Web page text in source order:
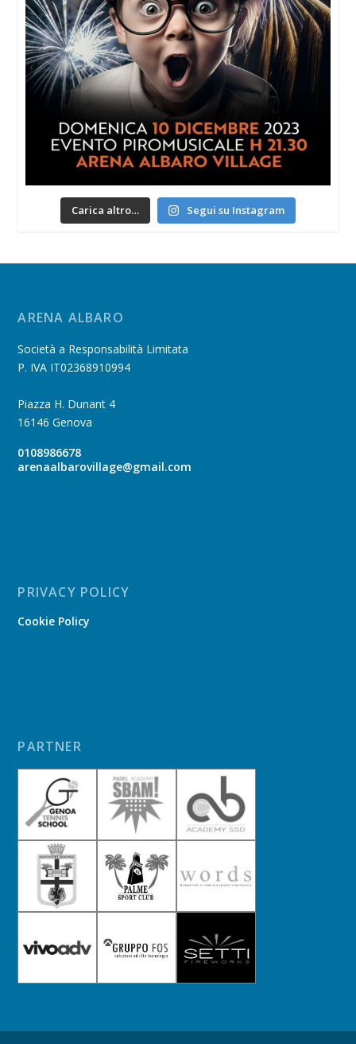
Carica altro… Segui su Instagram
ARENA ALBARO
Società a Responsabilità Limitata
P. IVA IT02368910994
Piazza H. Dunant 4
16146 Genova
0108986678
arenaalbarovillage@gmail.com
PRIVACY POLICY
Cookie Policy
PARTNER